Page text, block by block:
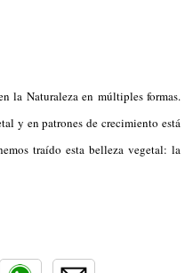
la Naturaleza en múltiples formas.
y en patrones de crecimiento está
traído esta belleza vegetal: la